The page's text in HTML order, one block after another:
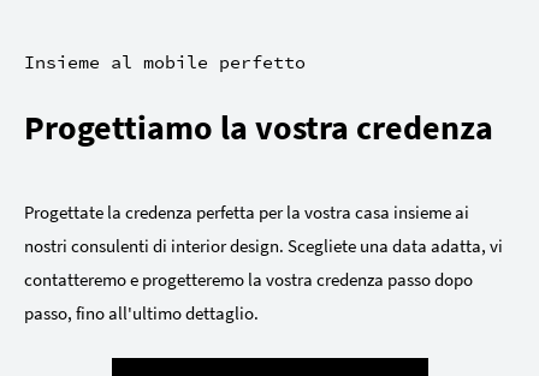
Insieme al mobile perfetto
Progettiamo la vostra credenza
Progettate la credenza perfetta per la vostra casa insieme ai
nostri consulenti di interior design. Scegliete una data adatta, vi
contatteremo e progetteremo la vostra credenza passo dopo
passo, fino all'ultimo dettaglio.